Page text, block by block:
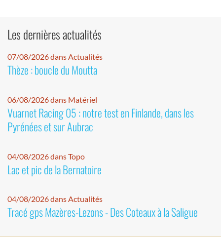
Les dernières actualités
07/08/2026 dans Actualités
Thèze : boucle du Moutta
06/08/2026 dans Matériel
Vuarnet Racing 05 : notre test en Finlande, dans les
Pyrénées et sur Aubrac
04/08/2026 dans Topo
Lac et pic de la Bernatoire
04/08/2026 dans Actualités
Tracé gps Mazères-Lezons - Des Coteaux à la Saligue